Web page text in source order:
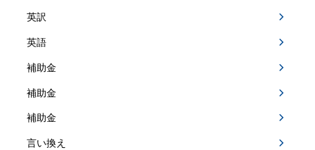
英訳
英語
補助金
補助金
補助金
言い換え